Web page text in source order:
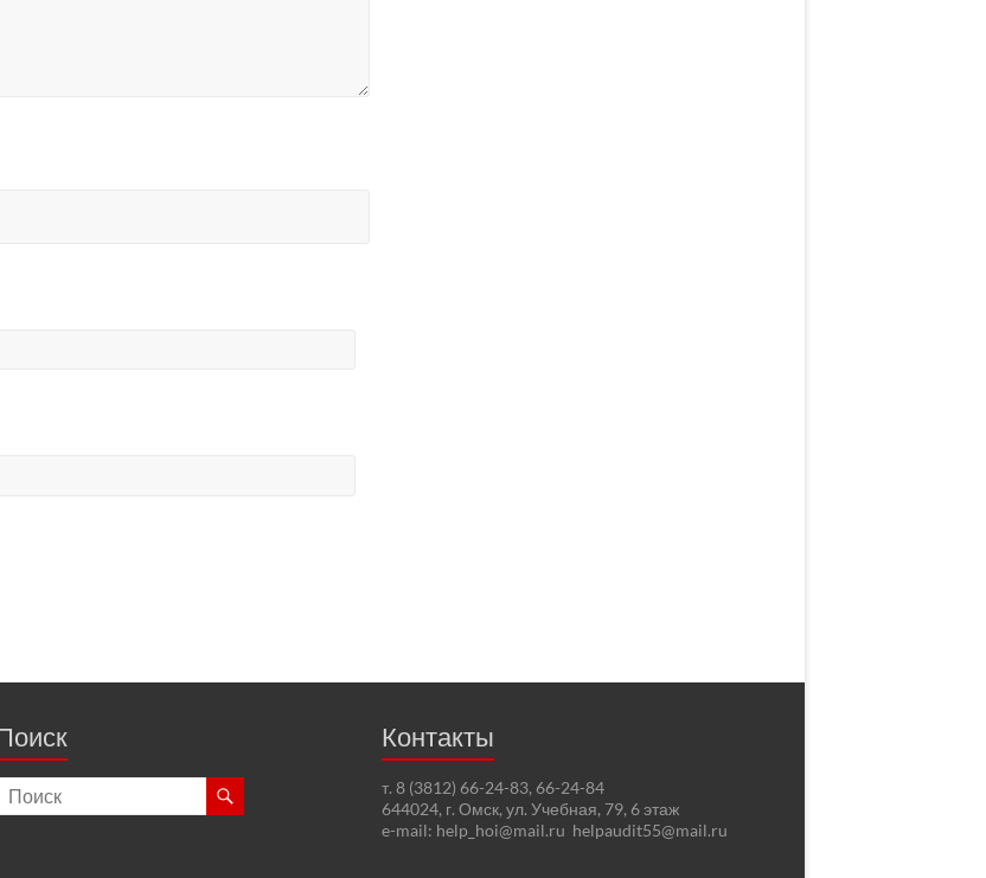
Контакты
т. 8 (3812) 66-24-83, 66-24-84
644024, г. Омск, ул. Учебная, 79, 6 этаж
e-mail: help_hoi@mail.ru helpaudit55@mail.ru